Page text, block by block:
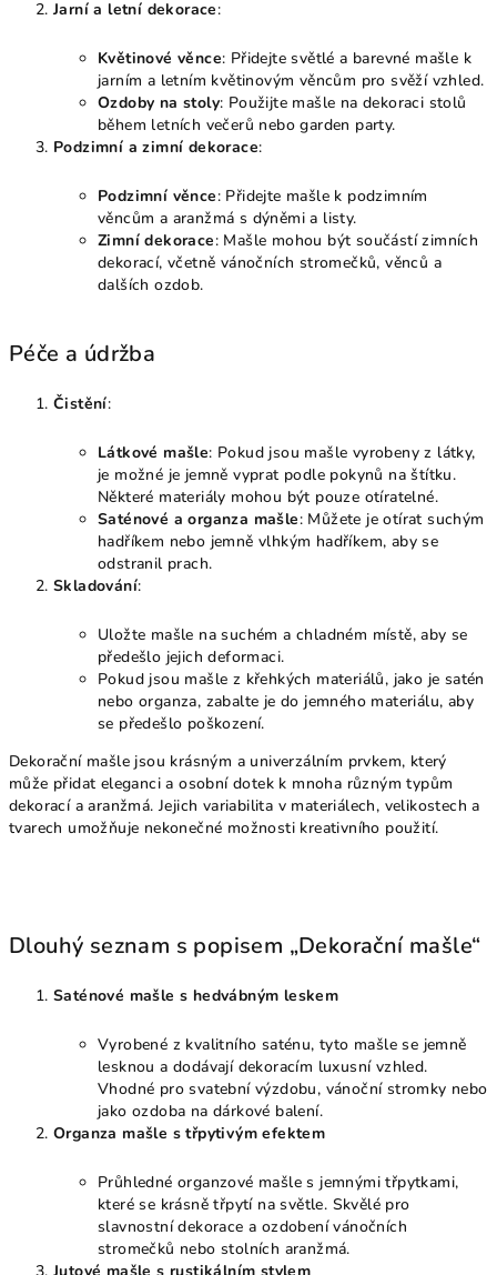
Jarní a letní dekorace:
Květinové věnce: Přidejte světlé a barevné mašle k
jarním a letním květinovým věncům pro svěží vzhled.
Ozdoby na stoly: Použijte mašle na dekoraci stolů
během letních večerů nebo garden party.
Podzimní a zimní dekorace:
Podzimní věnce: Přidejte mašle k podzimním
věncům a aranžmá s dýněmi a listy.
Zimní dekorace: Mašle mohou být součástí zimních
dekorací, včetně vánočních stromečků, věnců a
dalších ozdob.
Péče a údržba
Čistění:
Látkové mašle: Pokud jsou mašle vyrobeny z látky,
je možné je jemně vyprat podle pokynů na štítku.
Některé materiály mohou být pouze otíratelné.
Saténové a organza mašle: Můžete je otírat suchým
hadříkem nebo jemně vlhkým hadříkem, aby se
odstranil prach.
Skladování:
Uložte mašle na suchém a chladném místě, aby se
předešlo jejich deformaci.
Pokud jsou mašle z křehkých materiálů, jako je satén
nebo organza, zabalte je do jemného materiálu, aby
se předešlo poškození.
Dekorační mašle jsou krásným a univerzálním prvkem, který
může přidat eleganci a osobní dotek k mnoha různým typům
dekorací a aranžmá. Jejich variabilita v materiálech, velikostech a
tvarech umožňuje nekonečné možnosti kreativního použití.
Dlouhý seznam s popisem „Dekorační mašle“
Saténové mašle s hedvábným leskem
Vyrobené z kvalitního saténu, tyto mašle se jemně
lesknou a dodávají dekoracím luxusní vzhled.
Vhodné pro svatební výzdobu, vánoční stromky nebo
jako ozdoba na dárkové balení.
Organza mašle s třpytivým efektem
Průhledné organzové mašle s jemnými třpytkami,
které se krásně třpytí na světle. Skvělé pro
slavnostní dekorace a ozdobení vánočních
stromečků nebo stolních aranžmá.